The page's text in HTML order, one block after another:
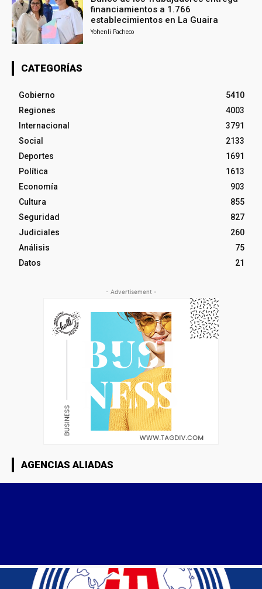
financiamientos a 1.766
establecimientos en La Guaira
Yohenli Pacheco
CATEGORÍAS
Gobierno
5410
Regiones
4003
Internacional
3791
Social
2133
Deportes
1691
Política
1613
Economía
903
Cultura
855
Seguridad
827
Judiciales
260
Análisis
75
Datos
21
- Advertisement -
AGENCIAS ALIADAS